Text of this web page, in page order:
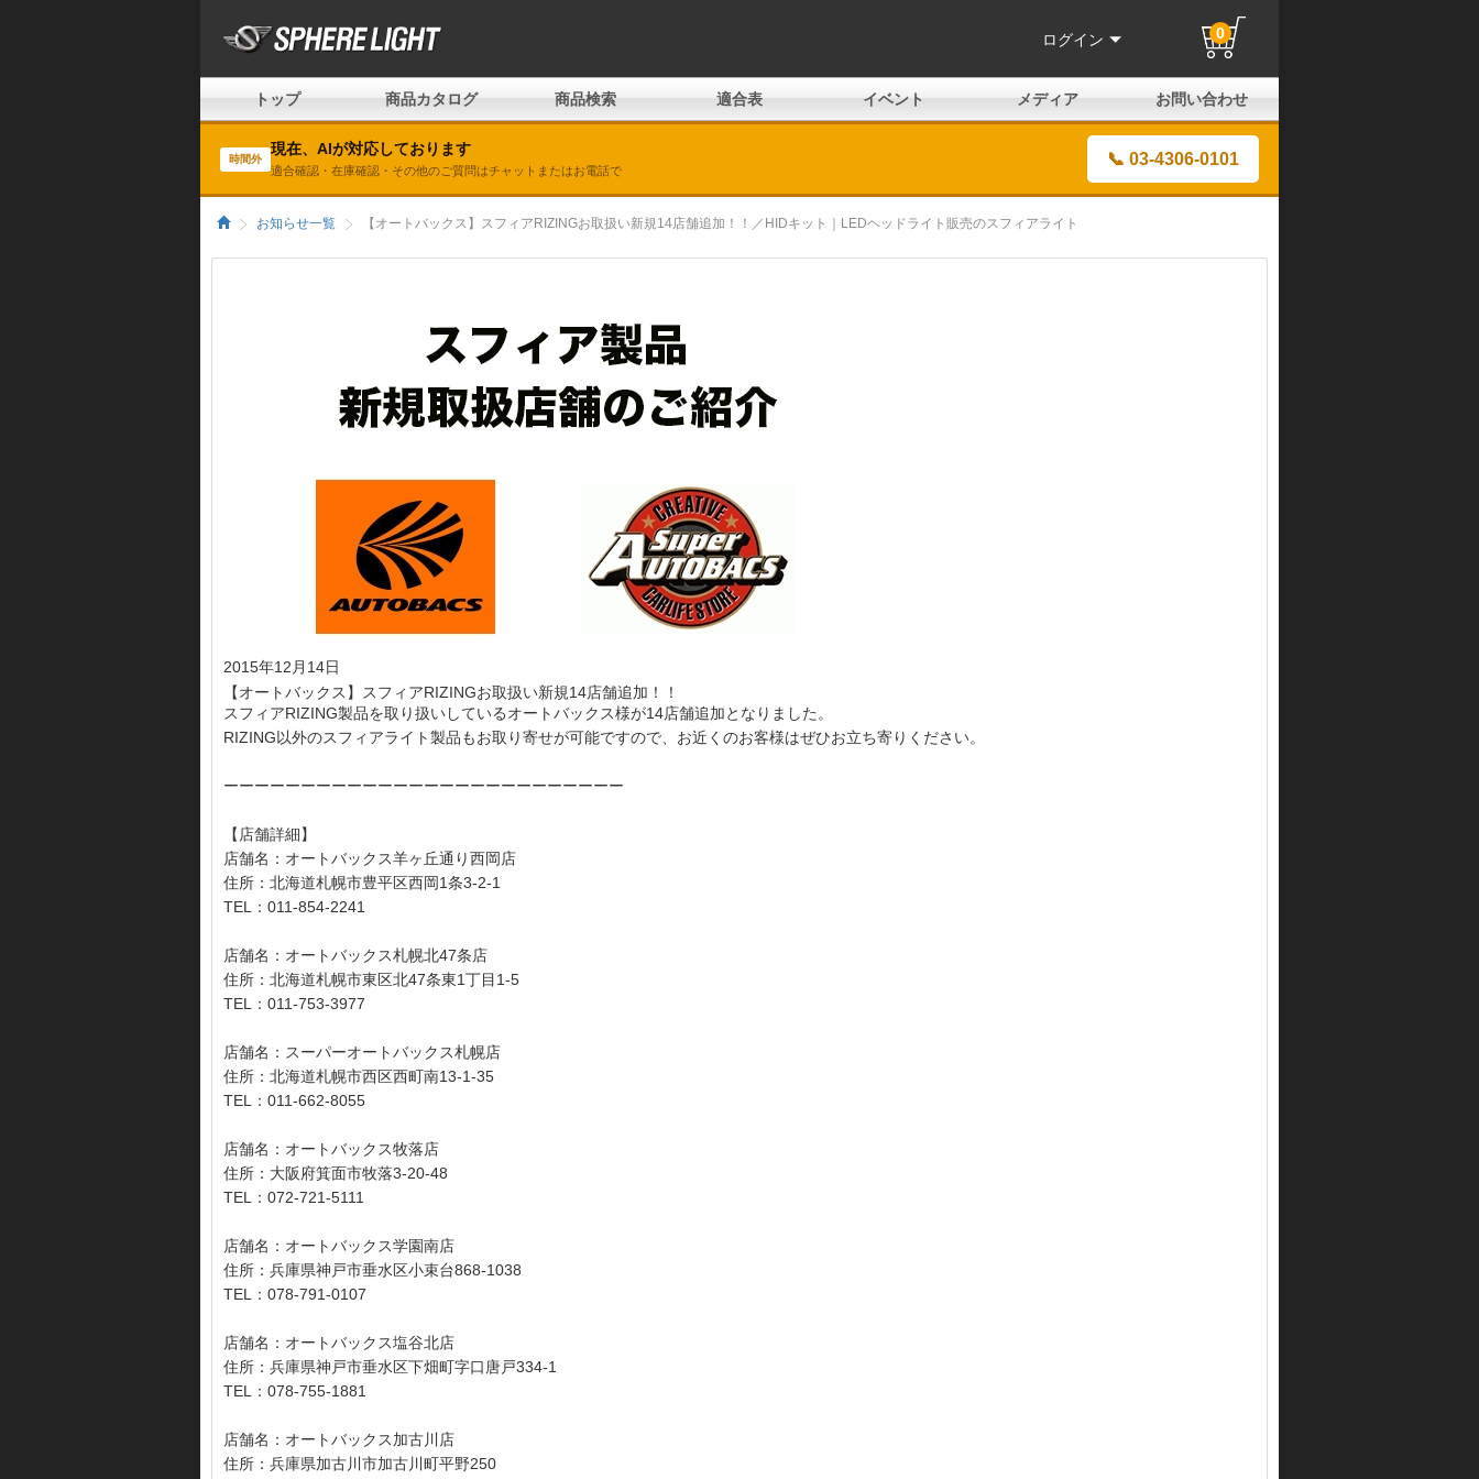
ログイン 0
トップ 商品カタログ 商品検索 適合表 イベント メディア お問い合わせ
時間外
現在、AIが対応しております
適合確認・在庫確認・その他のご質問はチャットまたはお電話で
📞 03-4306-0101
お知らせ一覧 【オートバックス】スフィアRIZINGお取扱い新規14店舗追加！！／HIDキット｜LEDヘッドライト販売のスフィアライト
2015年12月14日
【オートバックス】スフィアRIZINGお取扱い新規14店舗追加！！
スフィアRIZING製品を取り扱いしているオートバックス様が14店舗追加となりました。
RIZING以外のスフィアライト製品もお取り寄せが可能ですので、お近くのお客様はぜひお立ち寄りください。
ーーーーーーーーーーーーーーーーーーーーーーーーーー
【店舗詳細】
店舗名：オートバックス羊ヶ丘通り西岡店
住所：北海道札幌市豊平区西岡1条3-2-1
TEL：011-854-2241
店舗名：オートバックス札幌北47条店
住所：北海道札幌市東区北47条東1丁目1-5
TEL：011-753-3977
店舗名：スーパーオートバックス札幌店
住所：北海道札幌市西区西町南13-1-35
TEL：011-662-8055
店舗名：オートバックス牧落店
住所：大阪府箕面市牧落3-20-48
TEL：072-721-5111
店舗名：オートバックス学園南店
住所：兵庫県神戸市垂水区小束台868-1038
TEL：078-791-0107
店舗名：オートバックス塩谷北店
住所：兵庫県神戸市垂水区下畑町字口唐戸334-1
TEL：078-755-1881
店舗名：オートバックス加古川店
住所：兵庫県加古川市加古川町平野250